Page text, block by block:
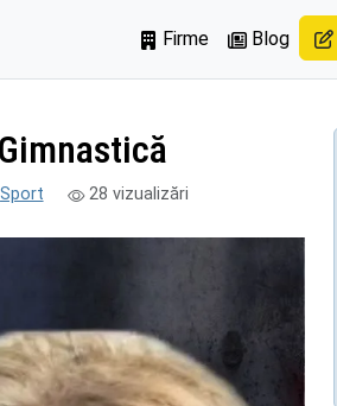
Firme
Blog
Sport 28 vizualizări